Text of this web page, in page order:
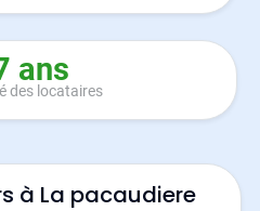
ans
des locataires
à La pacaudiere